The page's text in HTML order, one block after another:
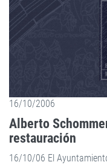
16/10/2006
Alberto
restauración
16/10/06 El